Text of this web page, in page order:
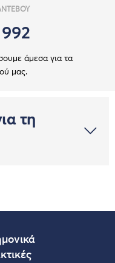
άμεσα για τα
μας.
τη